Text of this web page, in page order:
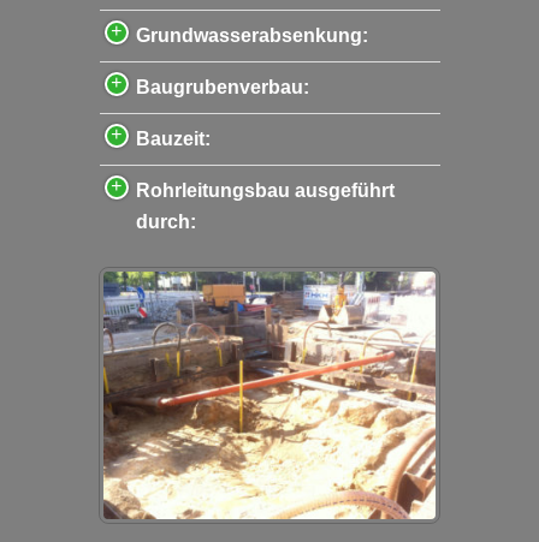
Grundwasserabsenkung:
Baugrubenverbau:
Bauzeit:
Rohrleitungsbau ausgeführt
durch: